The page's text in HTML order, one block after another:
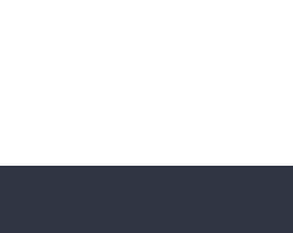
бесплатно